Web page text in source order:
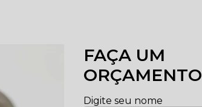
FAÇA UM
ORÇAMENTO
Digite seu nome